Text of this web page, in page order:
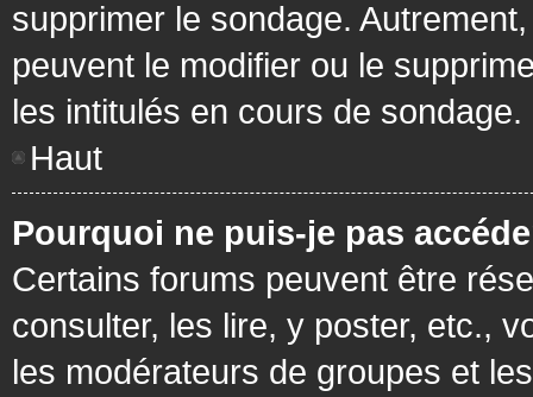
supprimer le sondage.
peuvent le modifier ou le
les intitulés en cours de sondage.
Haut
Pourquoi ne puis-je pas
Certains forums peuvent être
consulter, les lire, y poster, etc.,
les modérateurs de groupes et